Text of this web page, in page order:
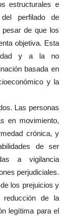
estructurales e
del perfilado de
de que los
objetiva. Esta
y a la no
basada en
y la
Las personas
en movimiento,
crónica, y
de ser
a vigilancia
perjudiciales.
los prejuicios y
reducción de la
legítima para el